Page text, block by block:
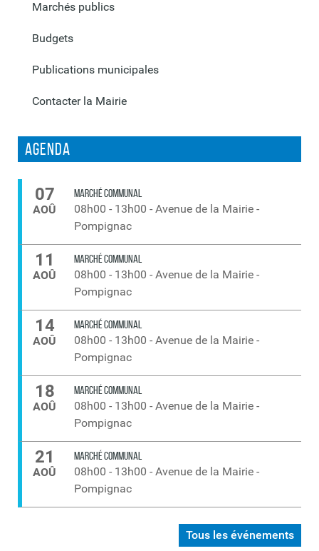
Marchés publics
Budgets
Publications municipales
Contacter la Mairie
Agenda
Tous les événements
07
AOÛ
MARCHÉ COMMUNAL
08h00 - 13h00 - Avenue de la Mairie -
Pompignac
11
AOÛ
MARCHÉ COMMUNAL
08h00 - 13h00 - Avenue de la Mairie -
Pompignac
14
AOÛ
MARCHÉ COMMUNAL
08h00 - 13h00 - Avenue de la Mairie -
Pompignac
18
AOÛ
MARCHÉ COMMUNAL
08h00 - 13h00 - Avenue de la Mairie -
Pompignac
21
AOÛ
MARCHÉ COMMUNAL
08h00 - 13h00 - Avenue de la Mairie -
Pompignac